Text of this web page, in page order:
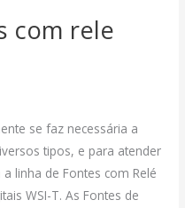
com rele
se faz necessária a
tipos, e para atender
linha de Fontes com Relé
WSI-T. As Fontes de